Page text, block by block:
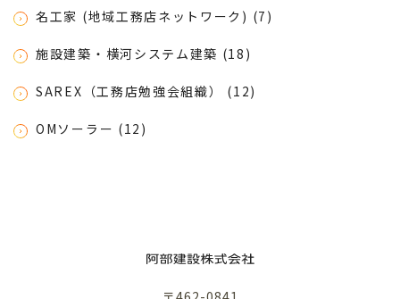
名工家 (地域工務店ネットワーク) (7)
施設建築・横河システム建築 (18)
SAREX（工務店勉強会組織） (12)
OMソーラー (12)